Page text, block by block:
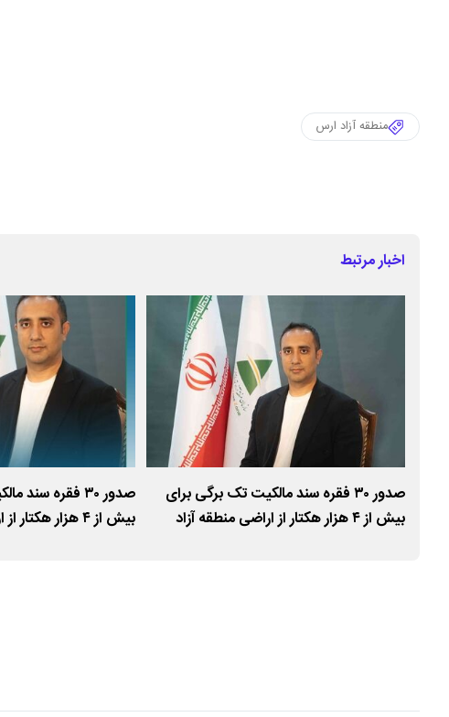
منطقه آزاد ارس
اخبار مرتبط
صدور ۳۰ فقره سند مالکیت تک ‌برگی برای
بیش از ۴ هزار هکتار از اراضی منطقه آزاد
صدور ۳۰ فقره
بیش از ۴ هزار